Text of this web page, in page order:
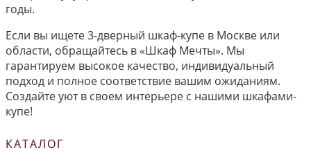
годы.
Если вы ищете 3-дверный шкаф-купе в Москве или
области, обращайтесь в «Шкаф Мечты». Мы
гарантируем высокое качество, индивидуальный
подход и полное соответствие вашим ожиданиям.
Создайте уют в своем интерьере с нашими шкафами-
купе!
КАТАЛОГ